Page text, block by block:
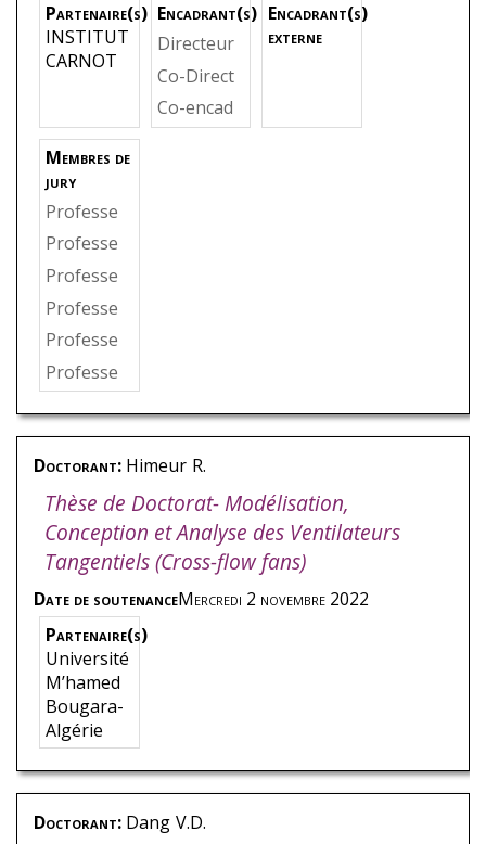
Partenaire(s)
INSTITUT
CARNOT
Encadrant(s)
Directeur
de thèse,
EL MANS
ORI,Moh
Co-Direct
eur ,KHEL
LADI,Sofi
Co-encad
rant,BED
Encadrant(s)
externe
Membres de
jury
Professe
ur,BRAB
AZON
rmot,Unv
ersité de
Dublin, Irl
ande
Professe
ur,NOGU
us ,Unive
rsidade d
a Coruna,
Spain
Professe
ur,AHZI,
Said,
ersité de
Strasbou
nateur
Professe
ur Associ
ée
BEDE
L,Marie,
Arts et M
étiers,Ex
aminatric
e
Professe
ur,EL MA
NSORI,M
ohamed,
Arts et M
étiers,Ex
aminateu
r
Professe
ur,KHELL
ADI,Sofia
Examinat
eur
Doctorant: Himeur R.
Thèse de Doctorat- Modélisation,
Conception et Analyse des Ventilateurs
Tangentiels (Cross-flow fans)
Date de soutenanceMercredi 2 novembre 2022
Partenaire(s)
Université
M’hamed
Bougara-
Algérie
Doctorant: Dang V.D.